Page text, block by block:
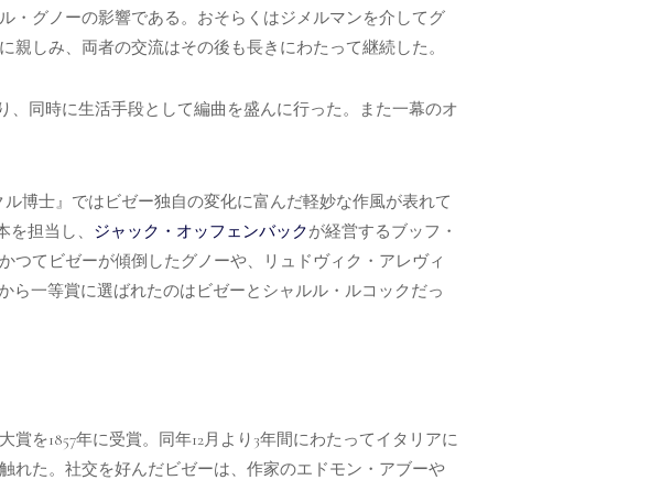
・グノーの影響である。おそらくはジメルマンを介してグ
しみ、両者の交流はその後も長きにわたって継続した。
、同時に生活手段として編曲を盛んに行った。また一幕のオ
博士』ではビゼー独自の変化に富んだ軽妙な作風が表れて
担当し、 ジャック・オッフェンバックが経営するブッフ・
てビゼーが傾倒したグノーや、リュドヴィク・アレヴィ
ら一等賞に選ばれたのはビゼーとシャルル・ルコックだっ
を1857年に受賞。同年12月より3年間にわたってイタリアに
れた。社交を好んだビゼーは、作家のエドモン・アブーや